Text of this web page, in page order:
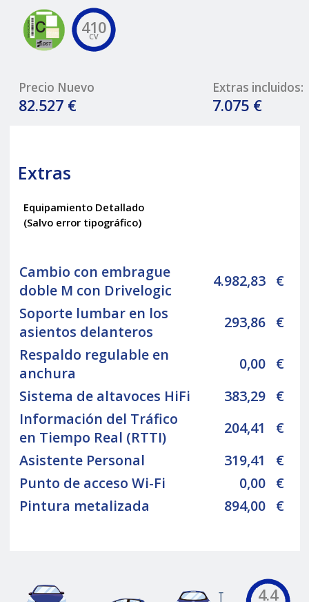
410
CV
Precio Nuevo
82.527 €
Extras incluidos:
7.075 €
Extras
Equipamiento Detallado
(Salvo error tipográfico)
Cambio con embrague
doble M con Drivelogic
4.982,83 €
Soporte lumbar en los
asientos delanteros
293,86 €
Respaldo regulable en
anchura
0,00 €
Sistema de altavoces HiFi
383,29 €
Información del Tráfico
en Tiempo Real (RTTI)
204,41
€
Asistente Personal
319,41
€
Punto de acceso Wi-Fi
0,00 €
Pintura metalizada
894,00 €
4.4